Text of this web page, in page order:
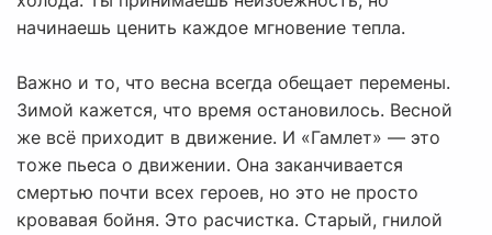
начинаешь ценить каждое мгновение тепла.
Важно и то, что весна всегда обещает перемены.
Зимой кажется, что время остановилось. Весной
же всё приходит в движение. И «Гамлет» — это
тоже пьеса о движении. Она заканчивается
смертью почти всех героев, но это не просто
кровавая бойня. Это расчистка. Старый, гнилой